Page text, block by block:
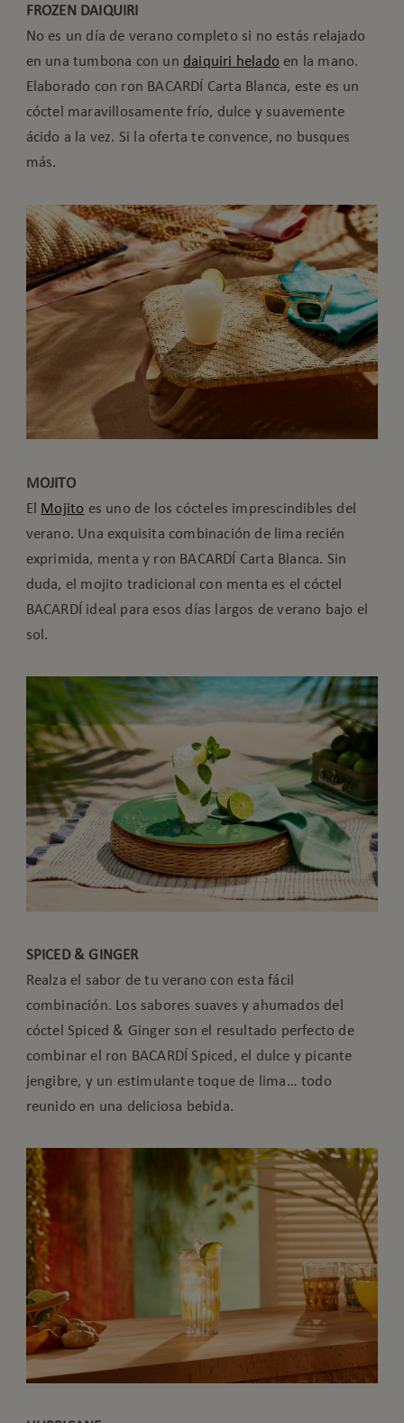
FROZEN DAIQUIRI
No es un día de verano completo si no estás relajado
en una tumbona con un daiquiri helado en la mano.
Elaborado con ron BACARDÍ Carta Blanca, este es un
cóctel maravillosamente frío, dulce y suavemente
ácido a la vez. Si la oferta te convence, no busques
más.
MOJITO
El Mojito es uno de los cócteles imprescindibles del
verano. Una exquisita combinación de lima recién
exprimida, menta y ron BACARDÍ Carta Blanca. Sin
duda, el mojito tradicional con menta es el cóctel
BACARDÍ ideal para esos días largos de verano bajo el
sol.
SPICED & GINGER
Realza el sabor de tu verano con esta fácil
combinación. Los sabores suaves y ahumados del
cóctel Spiced & Ginger son el resultado perfecto de
combinar el ron BACARDÍ Spiced, el dulce y picante
jengibre, y un estimulante toque de lima… todo
reunido en una deliciosa bebida.